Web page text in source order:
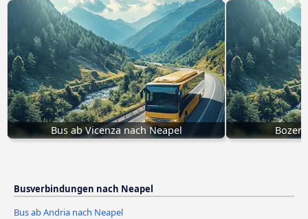
Bus ab Vicenza nach Neapel Bozen
Busverbindungen nach Neapel
Bus ab Andria nach Neapel